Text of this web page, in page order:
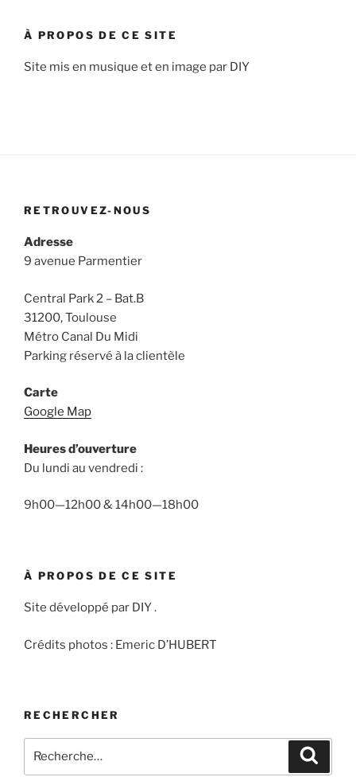
À PROPOS DE CE SITE
Site mis en musique et en image par DIY
RETROUVEZ-NOUS
Adresse
9 avenue Parmentier
Central Park 2 – Bat.B
31200, Toulouse
Métro Canal Du Midi
Parking réservé à la clientèle
Carte
Google Map
Heures d’ouverture
Du lundi au vendredi :
9h00—12h00 & 14h00—18h00
À PROPOS DE CE SITE
Site développé par DIY .
Crédits photos : Emeric D’HUBERT
RECHERCHER
pour